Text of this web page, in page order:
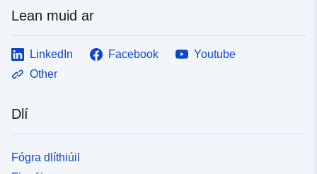
Lean muid ar
LinkedIn Facebook
Youtube
Other
Dlí
Fógra dlíthiúil